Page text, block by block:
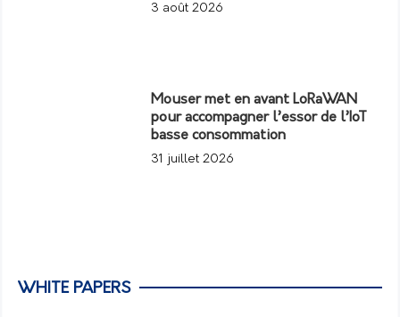
3 août 2026
Mouser met en avant LoRaWAN
pour accompagner l’essor de l’IoT
basse consommation
31 juillet 2026
WHITE PAPERS